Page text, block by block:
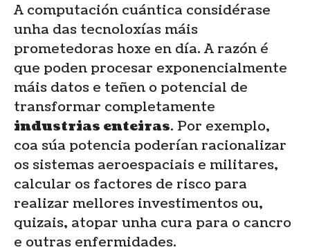
A computación cuántica considérase
unha das tecnoloxías máis
prometedoras hoxe en día. A razón é
que poden procesar exponencialmente
máis datos e teñen o potencial de
transformar completamente
industrias enteiras. Por exemplo,
coa súa potencia poderían racionalizar
os sistemas aeroespaciais e militares,
calcular os factores de risco para
realizar mellores investimentos ou,
quizais, atopar unha cura para o cancro
e outras enfermidades.